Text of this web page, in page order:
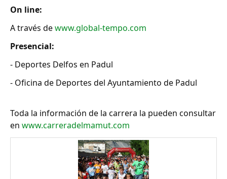
On line:
A través dewww.global-tempo.com
Presencial:
- Deportes Delfos en Padul
- Oficina de Deportes del Ayuntamiento de Padul
Toda la información de la carrera la pueden consultar
en www.carreradelmamut.com